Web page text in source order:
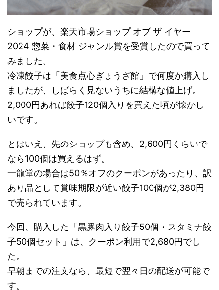
ショップが、楽天市場ショップ オブ ザ イヤー
2024 惣菜・食材 ジャンル賞を受賞したので買って
みました。
冷凍餃子は「美食点心ぎょうざ館」で何度か購入し
ましたが、しばらく見ないうちに結構な値上げ。
2,000円あれば餃子120個入りを買えた頃が懐かし
いです。
とはいえ、先のショップも含め、2,600円くらいで
なら100個は買えるはず。
一龍堂の場合は50％オフのクーポンがあったり、訳
あり品として賞味期限が近い餃子100個が2,380円
で売られています。
今回、購入した「黒豚肉入り餃子50個・スタミナ餃
子50個セット」は、クーポン利用で2,680円でし
た。
早朝までの注文なら、最短で翌々日の配送が可能で
す。